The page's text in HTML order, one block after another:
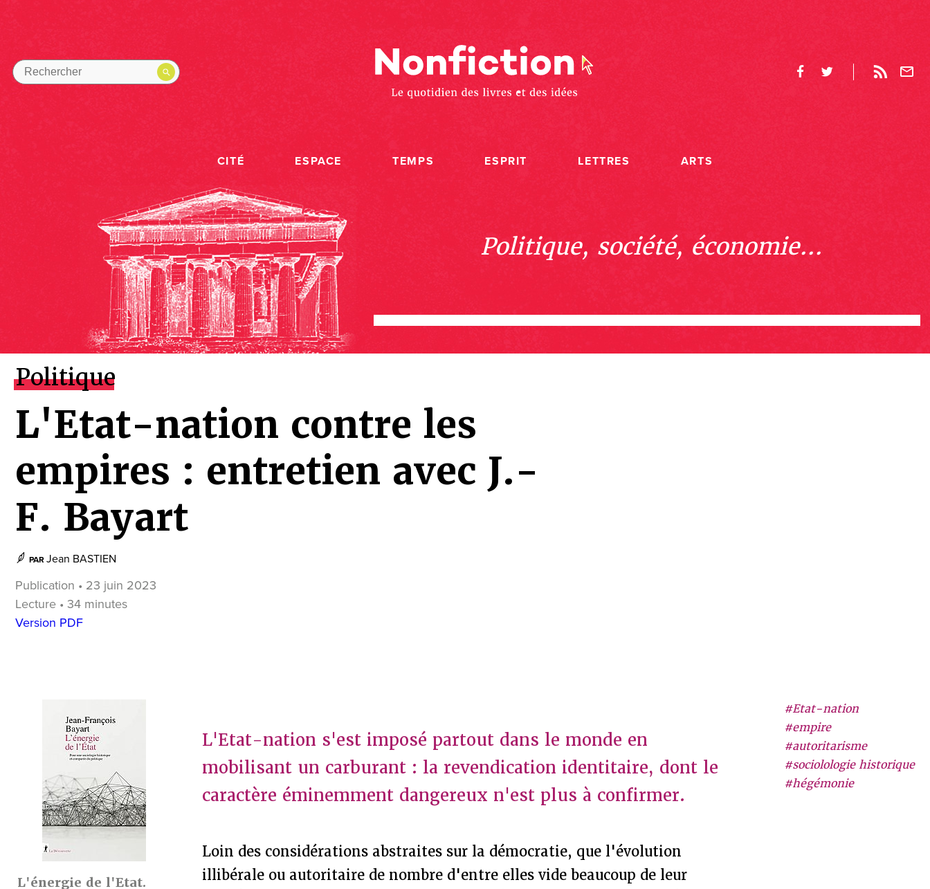
CITÉ ESPACE TEMPS ESPRIT LETTRES ARTS
Politique, société, économie...
Politique
L'Etat-nation contre les
empires : entretien avec J.-
F. Bayart
PAR Jean BASTIEN
Publication • 23 juin 2023
Lecture • 34 minutes
Version PDF
L'énergie de l'Etat.
#Etat-nation
#empire
#autoritarisme
#sociolologie historique
#hégémonie
L'Etat-nation s'est imposé partout dans le monde en
mobilisant un carburant : la revendication identitaire, dont le
caractère éminemment dangereux n'est plus à confirmer.
Loin des considérations abstraites sur la démocratie, que l'évolution
illibérale ou autoritaire de nombre d'entre elles vide beaucoup de leur